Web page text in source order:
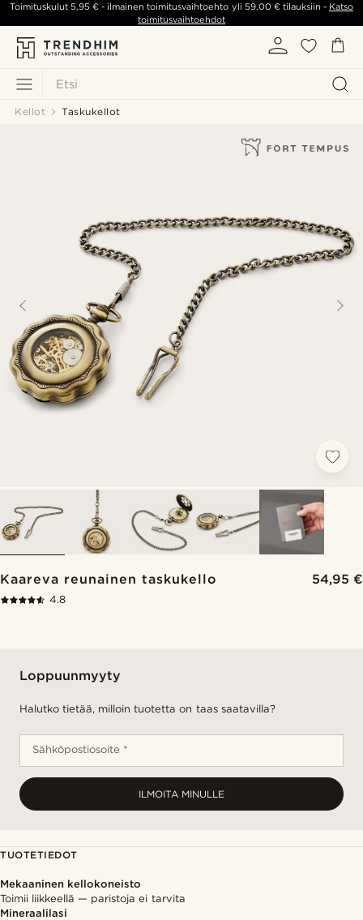
Etsi
Toimituskulut5,95 € - ilmainen toimitusvaihtoehto yli 59,00 €tilauksiin - Katso
toimitusvaihtoehdot
Kellot Taskukellot
Kaareva reunainen taskukello 54,95 €
4.8
Loppuunmyyty
Halutko tietää, milloin tuotetta on taas saatavilla?
Sähköpostiosoite *
ILMOITA MINULLE
TUOTETIEDOT
Mekaaninen kellokoneisto
Toimii liikkeellä — paristoja ei tarvita
Mineraalilasi